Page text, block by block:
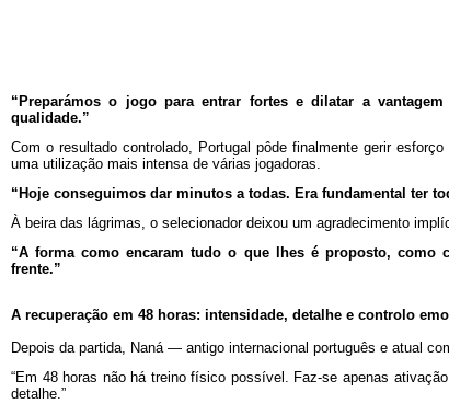
“Preparámos o jogo para entrar fortes e dilatar a
qualidade.”
Com o resultado controlado, Portugal pôde finalmente gerir
uma utilização mais intensa de várias jogadoras.
“Hoje conseguimos dar minutos a todas. Era fundamental ter
À beira das lágrimas, o selecionador deixou um agradecimento
“A forma como encaram tudo o que lhes é proposto,
frente.”
A recuperação em 48 horas: intensidade, detalhe e controlo
Depois da partida, Naná — antigo internacional português e atual
“Em 48 horas não há treino físico possível. Faz-se apenas
detalhe.”